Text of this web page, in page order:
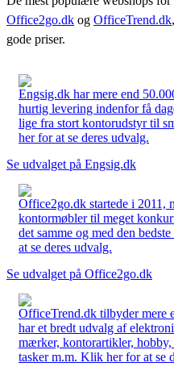
Office2go.dk og OfficeTrend.dk
gode priser.
Engsig.dk har mere end
hurtig levering indenfor få
lige fra stort kontorudstyr til
her for at se deres udvalg.
Se udvalget på Engsig.dk
Office2go.dk startede i 2011,
kontormøbler til meget
det samme og med den
at se deres udvalg.
Se udvalget på Office2go.dk
OfficeTrend.dk tilbyder mere
har et bredt udvalg af
mærker, kontorartikler,
tasker m.m. Klik her for at se